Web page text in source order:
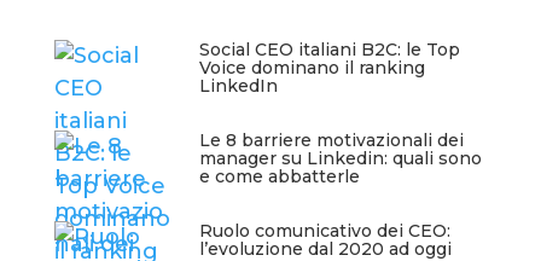
Social CEO italiani B2C: le Top
Voice dominano il ranking
LinkedIn
Le 8 barriere motivazionali dei
manager su Linkedin: quali sono
e come abbatterle
Ruolo comunicativo dei CEO:
l’evoluzione dal 2020 ad oggi